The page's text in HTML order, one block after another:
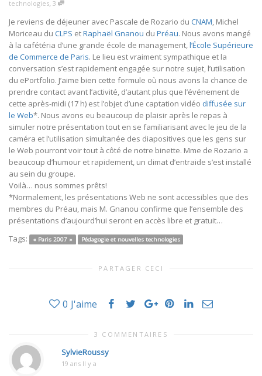
technologies, 3
Je reviens de déjeuner avec Pascale de Rozario du CNAM, Michel
Moriceau du CLPS etRaphaël Gnanou du Préau. Nous avons mangé
à la cafétéria d’une grande école de management,l’École Supérieure
de Commerce de Paris. Le lieu est vraiment sympathique et la
conversation s’est rapidement engagée sur notre sujet, l’utilisation
du ePortfolio. J’aime bien cette formule où nous avons la chance de
prendre contact avant l’activité, d’autant plus que l’événement de
cette après-midi (17 h) est l’objet d’une captation vidéo diffusée sur
le Web*. Nous avons eu beaucoup de plaisir après le repas à
simuler notre présentation tout en se familiarisant avec le jeu de la
caméra et l’utilisation simultanée des diapositives que les gens sur
le Web pourront voir tout à côté de notre binette. Mme de Rozario a
beaucoup d’humour et rapidement, un climat d’entraide s’est installé
au sein du groupe.
Voilà… nous sommes prêts!
*Normalement, les présentations Web ne sont accessibles que des
membres du Préau, mais M. Gnanou confirme que l’ensemble des
présentations d’aujourd’hui seront en accès libre et gratuit…
Tags:
« Paris 2007 » Pédagogie et nouvelles technologies
PARTAGER CECI
0 J'aime
3 COMMENTAIRES
SylvieRoussy
19 ans Il y a